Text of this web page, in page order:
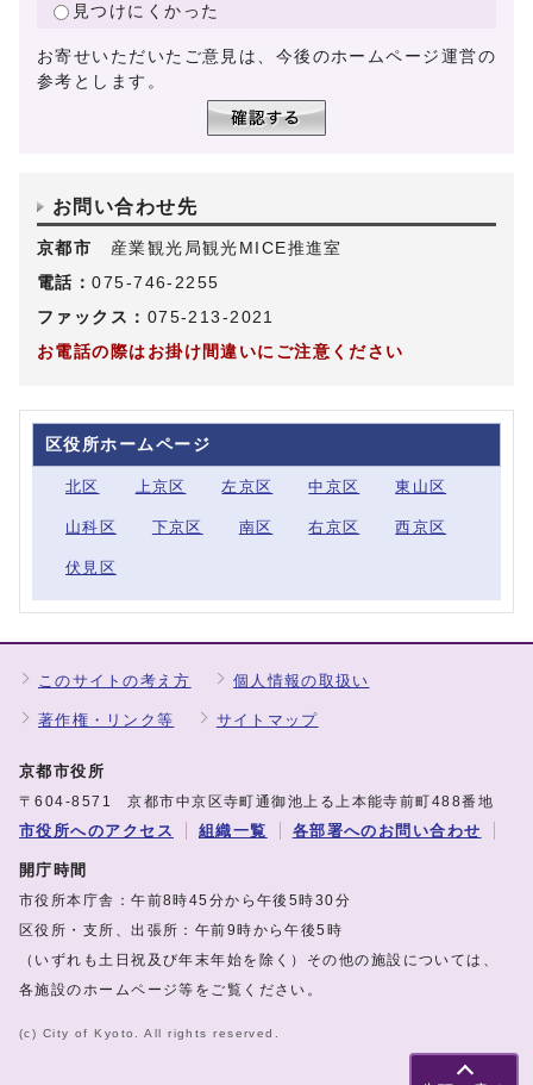
見つけにくかった
お寄せいただいたご意見は、今後のホームページ運営の
参考とします。
お問い合わせ先
京都市 産業観光局観光MICE推進室
電話：075-746-2255
ファックス： 075-213-2021
お電話の際はお掛け間違いにご注意ください
区役所ホームページ
北区 上京区 左京区 中京区 東山区
山科区 下京区 南区 右京区 西京区
伏見区
このサイトの考え方 個人情報の取扱い
著作権・リンク等 サイトマップ
京都市役所
〒604-8571 京都市中京区寺町通御池上る上本能寺前町488番地
市役所へのアクセス 組織一覧 各部署へのお問い合わせ
開庁時間
市役所本庁舎：午前8時45分から午後5時30分
区役所・支所、出張所：午前9時から午後5時
（いずれも土日祝及び年末年始を除く）その他の施設については、
各施設のホームページ等をご覧ください。
(c) City of Kyoto. All rights reserved.